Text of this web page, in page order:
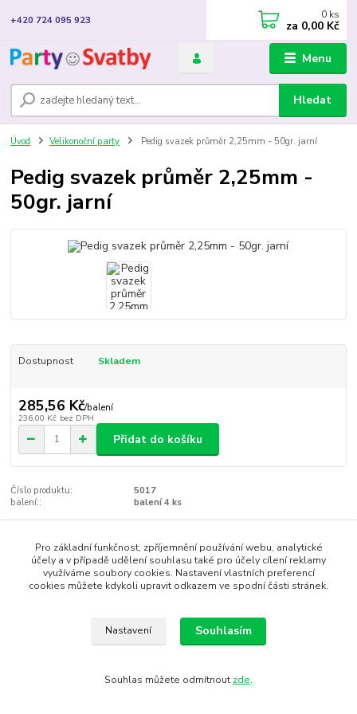
Menu
Hledat
+420 724 095 923 0 ks
za 0,00 Kč
Úvod Velikonoční party Pedig svazek průměr 2,25mm - 50gr. jarní
Pedig svazek průměr 2,25mm -
50gr. jarní
Dostupnost Skladem
285,56 Kč/balení
236,00 Kč bez DPH
Přidat do košíku
Číslo produktu:
5017
balení::
balení 4 ks
Zboží zařazeno v kategoriích
Velikonoční party
SEO, design, výroba, administrace - MEDIASYS
Pro základní funkčnost, zpříjemnění používání webu, analytické
účely a v případě udělení souhlasu také pro účely cílení reklamy
využíváme soubory cookies. Nastavení vlastních preferencí
cookies můžete kdykoli upravit odkazem ve spodní části stránek.
Nastavení Souhlasím
Souhlas můžete odmítnout zde.